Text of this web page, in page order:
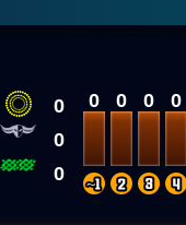
0
0
0
0 0 0 0